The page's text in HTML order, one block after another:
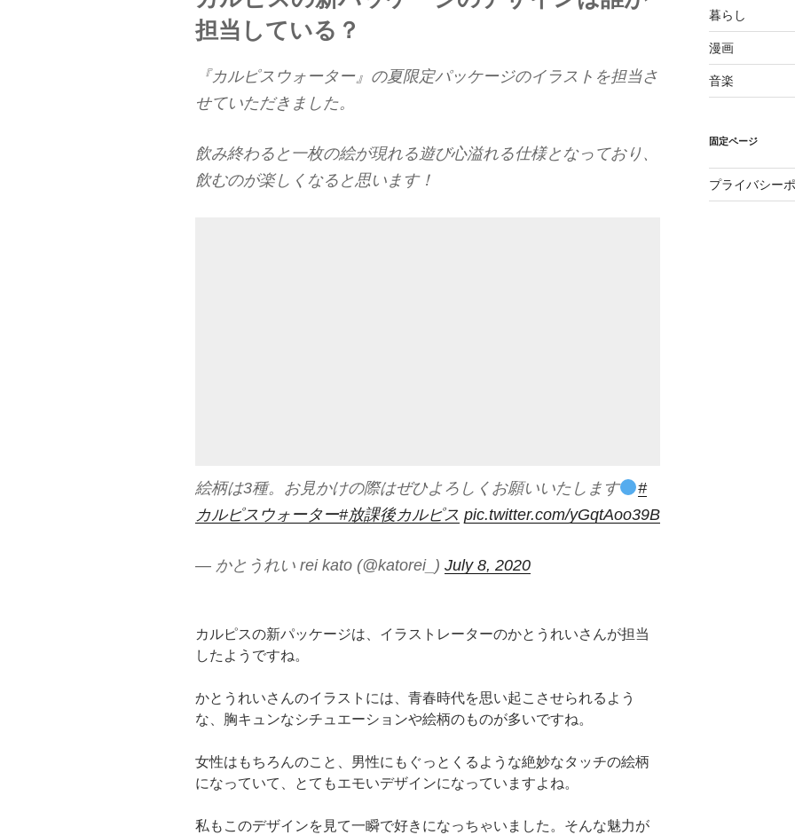
担当している？
『カルピスウォーター』の夏限定パッケージのイラストを担当さ
せていただきました。
飲み終わると一枚の絵が現れる遊び心溢れる仕様となっており、
飲むのが楽しくなると思います！
絵柄は3種。お見かけの際はぜひよろしくお願いいたします
#
カルピスウォーター#放課後カルピス pic.twitter.com/yGqtAoo39B
— かとうれい rei kato (@katorei_) July 8, 2020
カルピスの新パッケージは、イラストレーターのかとうれいさんが担当
したようですね。
かとうれいさんのイラストには、青春時代を思い起こさせられるよう
な、胸キュンなシチュエーションや絵柄のものが多いですね。
女性はもちろんのこと、男性にもぐっとくるような絶妙なタッチの絵柄
になっていて、とてもエモいデザインになっていますよね。
私もこのデザインを見て一瞬で好きになっちゃいました。そんな魅力が
暮らし
漫画
音楽
固定ページ
プライバシー